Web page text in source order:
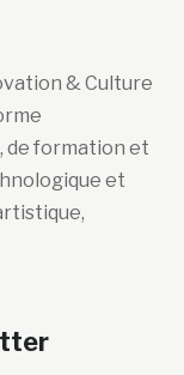
& Culture
de formation et
et